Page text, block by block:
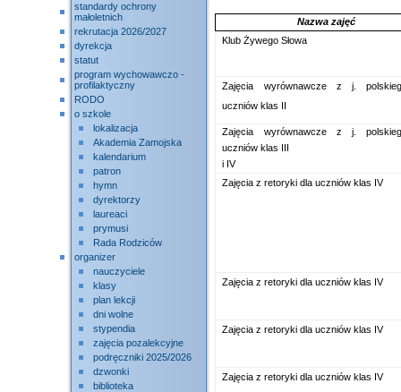
Nazwa zajęć
Klub Żywego Słowa
Zajęcia wyrównawcze z j.
uczniów klas II
Zajęcia wyrównawcze z j.
uczniów klas III
i IV
Zajęcia z retoryki dla uczniów klas IV
Zajęcia z retoryki dla uczniów klas IV
Zajęcia z retoryki dla uczniów klas IV
Zajęcia z retoryki dla uczniów klas IV
standardy ochrony
małoletnich
rekrutacja 2026/2027
dyrekcja
statut
program wychowawczo -
profilaktyczny
RODO
o szkole
lokalizacja
Akademia Zamojska
kalendarium
patron
hymn
dyrektorzy
laureaci
prymusi
Rada Rodziców
organizer
nauczyciele
klasy
plan lekcji
dni wolne
stypendia
zajęcia pozalekcyjne
podręczniki 2025/2026
dzwonki
biblioteka